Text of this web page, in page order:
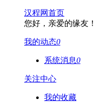
汉程网首页
您好，亲爱的缘友！
我的动态0
系统消息0
关注中心
我的收藏